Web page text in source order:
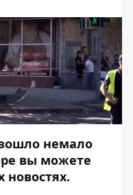
немало
вы можете
новостях.